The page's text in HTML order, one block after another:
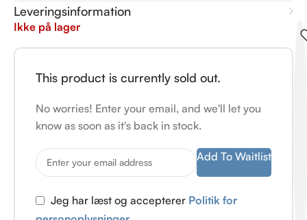
Leveringsinformation
Ikke på lager
This product is currently sold out.
No worries! Enter your email, and we'll let you
know as soon as it's back in stock.
Add To Waitlist
Jeg har læst og accepterer Politik for